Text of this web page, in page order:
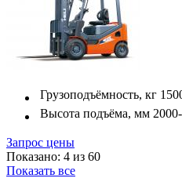
Грузоподъёмность, кг
Высота подъёма, мм
Запрос цены
Показано: 4 из 60
Показать все